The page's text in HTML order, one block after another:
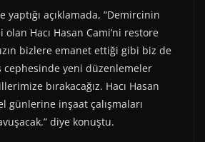
açıklamada, “Demircinin
Hacı Hasan Cami’ni restore
bizlere emanet ettiği gibi biz de
cephesinde yeni düzenlemeler
bırakacağız. Hacı Hasan
günlerine inşaat çalışmaları
diye konuştu.